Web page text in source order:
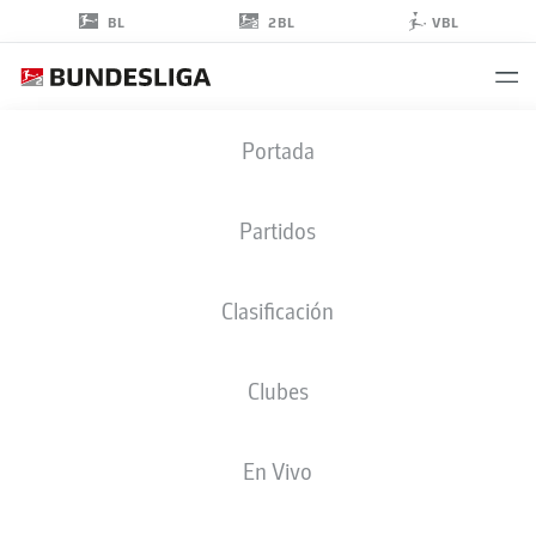
BL 2BL VBL
Portada
Partidos
Clasificación
Clubes
En Vivo